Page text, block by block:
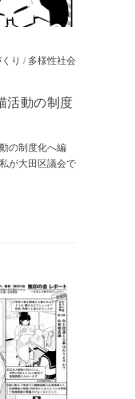
り / 多様性社会
活動の制度
の制度化へ編
が大田区議会で